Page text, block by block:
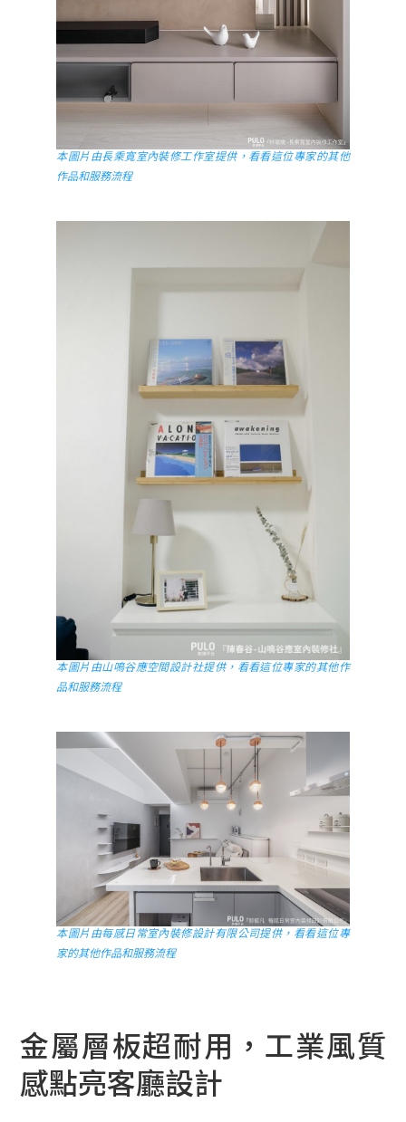
本圖片由長乘寬室內裝修工作室提供，看看這位專家的其他
作品和服務流程
本圖片由山鳴谷應空間設計社提供，看看這位專家的其他作
品和服務流程
本圖片由每感日常室內裝修設計有限公司提供，看看這位專
家的其他作品和服務流程
金屬層板超耐用，工業風質
感點亮客廳設計